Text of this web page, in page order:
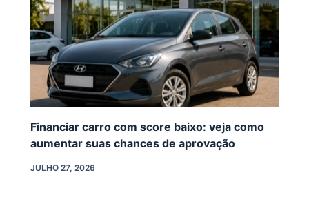
Financiar carro com score baixo: veja como
aumentar suas chances de aprovação
JULHO 27, 2026